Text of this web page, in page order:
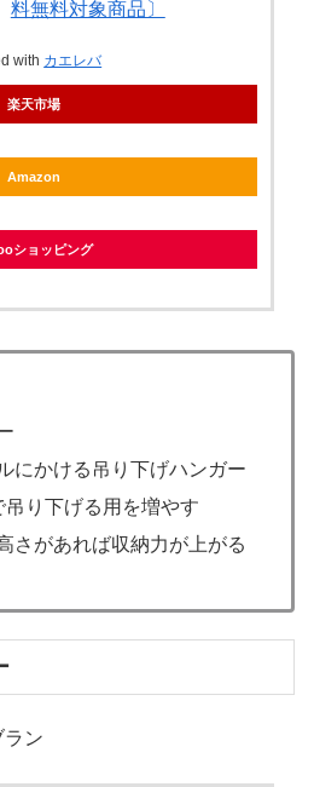
料無料対象商品〕
with カエレバ
楽天市場
Amazon
ショッピング
にかける吊り下げハンガー
り下げる用を増やす
さがあれば収納力が上がる
ン